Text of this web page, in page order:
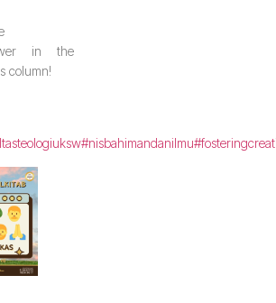
in the
column!
#nisbahimandanilmu